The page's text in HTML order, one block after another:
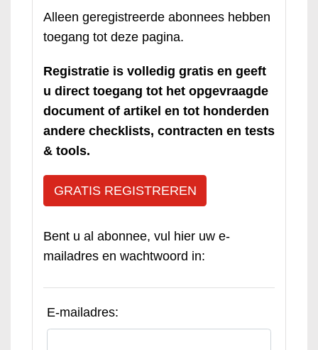
Alleen geregistreerde abonnees hebben
toegang tot deze pagina.
Registratie is volledig gratis en geeft
u direct toegang tot het opgevraagde
document of artikel en tot honderden
andere checklists, contracten en tests
& tools.
GRATIS REGISTREREN
Bent u al abonnee, vul hier uw e-
mailadres en wachtwoord in:
E-mailadres: